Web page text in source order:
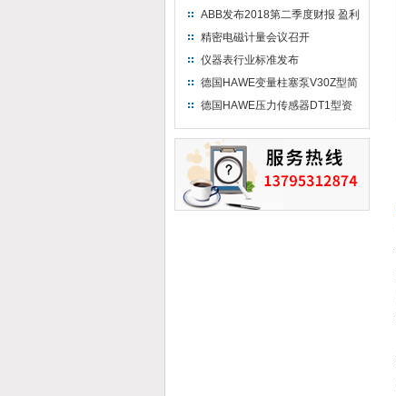
ABB发布2018第二季度财报 盈利
持续增长
精密电磁计量会议召开
仪器表行业标准发布
德国HAWE变量柱塞泵V30Z型简
介
德国HAWE压力传感器DT1型资